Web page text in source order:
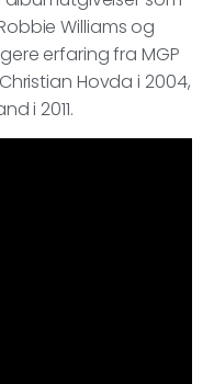
Williams og
erfaring fra MGP
Hovda i 2004,
i 2011.